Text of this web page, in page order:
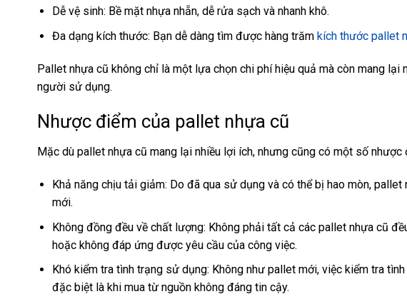
Dễ vệ sinh: Bề mặt nhựa nhẵn, dễ rửa sạch và nhanh khô.
Đa dạng kích thước: Bạn dễ dàng tìm được hàng trăm kích thước pallet
Pallet nhựa cũ không chỉ là một lựa chọn chi phí hiệu quả mà còn mang
người sử dụng.
Nhược điểm của pallet nhựa cũ
Mặc dù pallet nhựa cũ mang lại nhiều lợi ích, nhưng cũng có một số
Khả năng chịu tải giảm: Do đã qua sử dụng và có thể bị hao mòn,
mới.
Không đồng đều về chất lượng: Không phải tất cả các pallet nhựa cũ
hoặc không đáp ứng được yêu cầu của công việc.
Khó kiểm tra tình trạng sử dụng: Không như pallet mới, việc kiểm tra
đặc biệt là khi mua từ nguồn không đáng tin cậy.